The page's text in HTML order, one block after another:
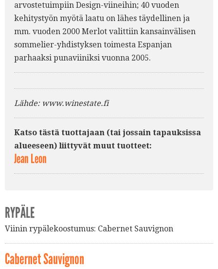
arvostetuimpiin Design-viineihin; 40 vuoden
kehitystyön myötä laatu on lähes täydellinen ja
mm. vuoden 2000 Merlot valittiin kansainvälisen
sommelier-yhdistyksen toimesta Espanjan
parhaaksi punaviiniksi vuonna 2005.
Lähde: www.winestate.fi
Katso tästä tuottajaan (tai jossain tapauksissa
alueeseen) liittyvät muut tuotteet:
Jean Leon
RYPÄLE
Viinin rypälekoostumus: Cabernet Sauvignon
Cabernet Sauvignon